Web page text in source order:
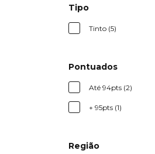
Tipo
Tinto (5)
Pontuados
Até 94pts (2)
+ 95pts (1)
Região